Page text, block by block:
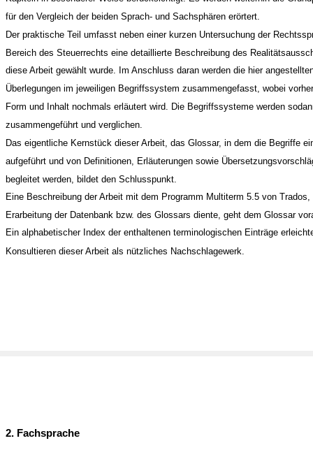
für den Vergleich der beiden Sprach- und Sachsphären erörtert.
Der praktische Teil umfasst neben einer kurzen Untersuchung der
Bereich des Steuerrechts eine detaillierte Beschreibung des
diese Arbeit gewählt wurde. Im Anschluss daran werden die hier
Überlegungen im jeweiligen Begriffssystem zusammengefasst, wobei
Form und Inhalt nochmals erläutert wird. Die Begriffssysteme werden
zusammengeführt und verglichen.
Das eigentliche Kernstück dieser Arbeit, das Glossar, in dem die Begriffe
aufgeführt und von Definitionen, Erläuterungen sowie
begleitet werden, bildet den Schlusspunkt.
Eine Beschreibung der Arbeit mit dem Programm Multiterm 5.5 von Trados,
Erarbeitung der Datenbank bzw. des Glossars diente, geht dem Glossar
Ein alphabetischer Index der enthaltenen terminologischen Einträge
Konsultieren dieser Arbeit als nützliches Nachschlagewerk.
2. Fachsprache